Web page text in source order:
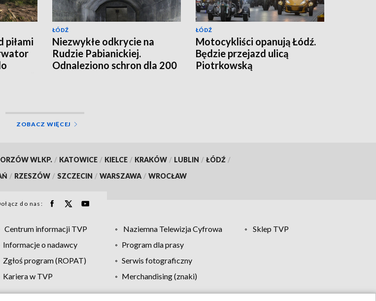
piłami
ŁÓDŹ
Niezwykłe odkrycie na
Rudzie Pabianickiej.
Odnaleziono schron dla 200
ŁÓDŹ
Motocykliści opanują Łódź.
Będzie przejazd ulicą
Piotrkowską
ZOBACZ WIĘCEJ
WLKP. / KATOWICE / KIELCE / KRAKÓW / LUBLIN / ŁÓDŹ /
/ RZESZÓW / SZCZECIN / WARSZAWA / WROCŁAW
do nas:
Centrum informacji TVP Naziemna Telewizja Cyfrowa
Sklep TVP
Informacje o nadawcy
Program dla prasy
Zgłoś program (ROPAT)
Serwis fotograficzny
Kariera w TVP
Merchandising (znaki)